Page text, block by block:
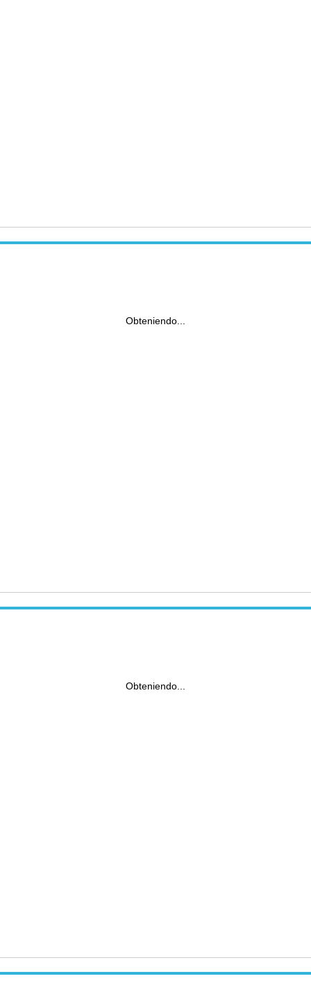
Obteniendo...
Obteniendo...